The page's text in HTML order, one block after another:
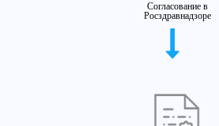
Согласование в
Росздравнадзоре